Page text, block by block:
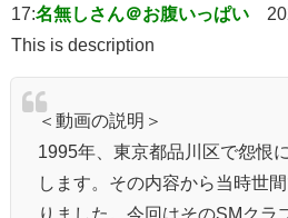
17:名無しさん＠お腹いっぱい
This is description
＜動画の説明＞
1995年、東京都品川区で怨恨
します。その内容から当時世
りました。今回はそのSMクラ